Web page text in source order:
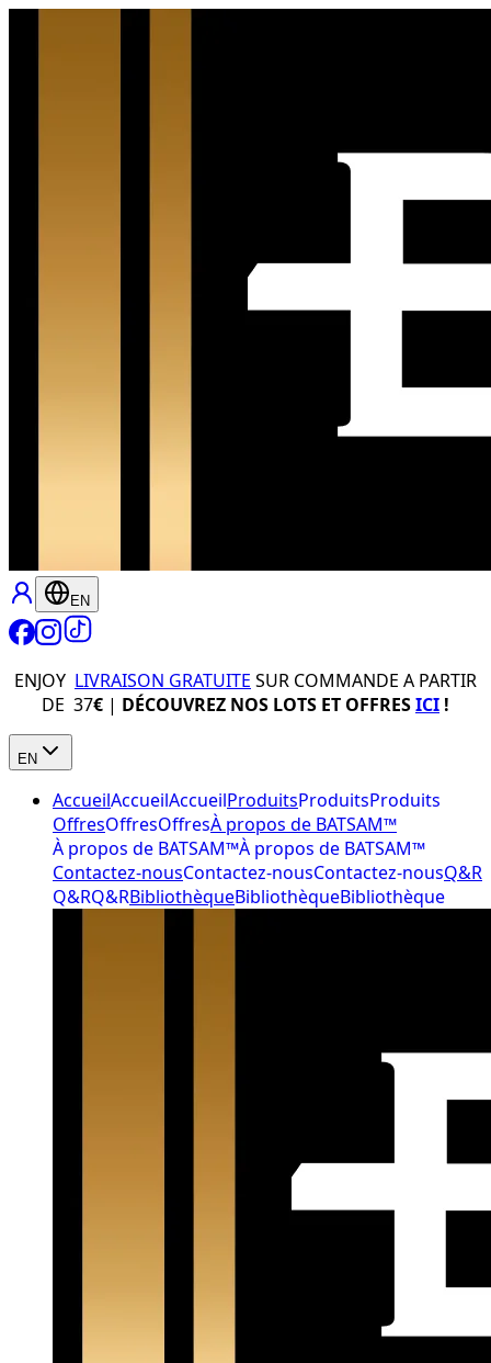
EN
ENJOY LIVRAISON GRATUITE SUR COMMANDE A PARTIR
DE 37€ | DÉCOUVREZ NOS LOTS ET OFFRESICI !
EN
AccueilAccueilAccueilProduitsProduitsProduits
OffresOffresOffresÀ propos de BATSAM™
À propos de BATSAM™À propos de BATSAM™
Contactez-nousContactez-nousContactez-nousQ&R
Q&RQ&RBibliothèqueBibliothèqueBibliothèque